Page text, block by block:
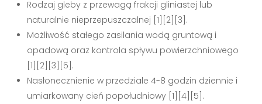
Rodzaj gleby z przewagą frakcji gliniastej lub
naturalnie nieprzepuszczalnej [1][2][3].
Możliwość stałego zasilania wodą gruntową i
opadową oraz kontrola spływu powierzchniowego
[1][2][3][5].
Nasłonecznienie w przedziale 4-8 godzin dziennie i
umiarkowany cień popołudniowy [1][4][5].